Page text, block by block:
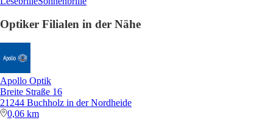
Optiker Filialen in der Nähe
Apollo Optik
Breite Straße 16
21244 Buchholz in der Nordheide
0,06 km